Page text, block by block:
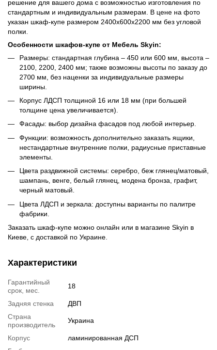
решение для вашего дома с возможностью изготовления по
стандартным и индивидуальным размерам. В цене на фото
указан шкаф-купе размером 2400х600х2200 мм без угловой
полки.
Особенности шкафов-купе от Мебель Skyin:
Размеры: стандартная глубина – 450 или 600 мм, высота –
2100, 2200, 2400 мм; также возможны высоты по заказу до
2700 мм, без наценки за индивидуальные размеры
ширины.
Корпус ЛДСП толщиной 16 или 18 мм (при большей
толщине цена увеличивается).
Фасады: выбор дизайна фасадов под любой интерьер.
Функции: возможность дополнительно заказать ящики,
нестандартные внутренние полки, радиусные приставные
элементы.
Цвета раздвижной системы: серебро, беж глянец/матовый,
шампань, венге, белый глянец, модена бронза, графит,
черный матовый.
Цвета ЛДСП и зеркала: доступны варианты по палитре
фабрики.
Заказать шкаф-купе можно онлайн или в магазине Skyin в
Киеве, с доставкой по Украине.
Характеристики
Гарантийный
срок, мес.
18
Задняя стенка
ДВП
Страна
производитель
Украина
Корпус
ламинированная ДСП